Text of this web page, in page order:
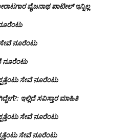
ವೈಜನಾಥ ಪಾಟೀಲ್ ಇನ್ನಿಲ್ಲ
ನೂರೆಂಟು
ನೂರೆಂಟು
ಸೇವೆ ನೂರೆಂಟು
ಇಲ್ಲಿದೆ ಸವಿಸ್ತಾರ ಮಾಹಿತಿ
ಸೇವೆ ನೂರೆಂಟು
ಸೇವೆ ನೂರೆಂಟು